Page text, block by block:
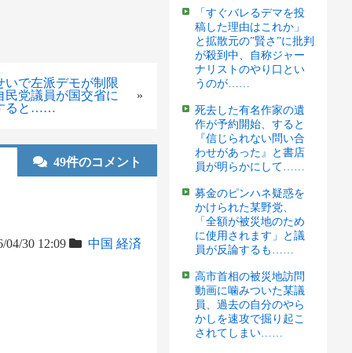
いで左派デモが制限
民党議員が国交省に
ると……
»
49件のコメント
04/30 12:09 中国 経済
「すぐバレるデマを投
稿した理由はこれか」
と拡散元の”賢さ”に批判
が殺到中、自称ジャー
ナリストのやり口とい
うのが……
死去した有名作家の遺
作が予約開始、すると
『信じられない問い合
わせがあった』と書店
員が明らかにして……
募金のピンハネ疑惑を
かけられた某野党、
「全額が被災地のため
に使用されます」と議
員が反論するも……
高市首相の被災地訪問
動画に噛みついた某議
員、過去の自分のやら
かしを速攻で掘り起こ
されてしまい……